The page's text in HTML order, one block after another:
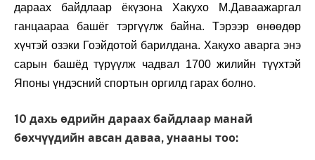
дараах байдлаар ёкүзона Хакухо М.Даваажаргал
ганцаараа башёг тэргүүлж байна. Тэрээр өнөөдөр
хүчтэй озэки Гоэйдотой барилдана. Хакухо аварга энэ
сарын башёд түрүүлж чадвал 1700 жилийн түүхтэй
Японы үндэсний спортын оргилд гарах болно.
10 дахь өдрийн дараах байдлаар манай
бөхчүүдийн авсан даваа, унааны тоо: